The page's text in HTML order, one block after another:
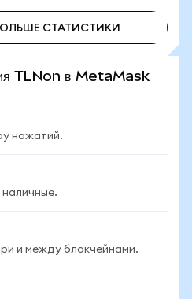
СТАТИСТИКИ
TLNon в MetaMask
нажатий.
и между блокчейнами.